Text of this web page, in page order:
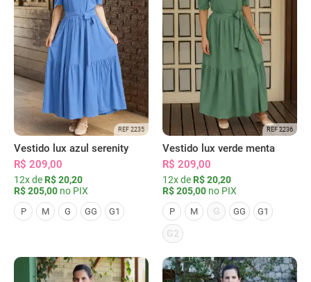
REF 2235
Vestido lux azul serenity
R$ 209,00
12x de R$ 20,20
R$ 205,00 no PIX
P M G GG G1
REF 2236
Vestido lux verde menta
R$ 209,00
12x de R$ 20,20
R$ 205,00 no PIX
P M G GG G1
G2